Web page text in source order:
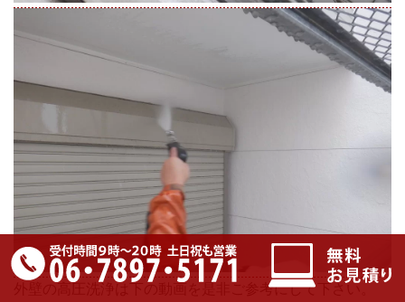
外壁の高圧洗浄は下の動画を是非ご参考にして下さい。